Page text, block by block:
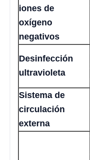
iones de
oxígeno
negativos
Desinfección
ultravioleta
Sistema de
circulación
externa